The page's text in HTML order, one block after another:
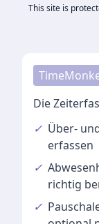
This site is
Die
✓ Über-
erfassen
✓
richtig
✓